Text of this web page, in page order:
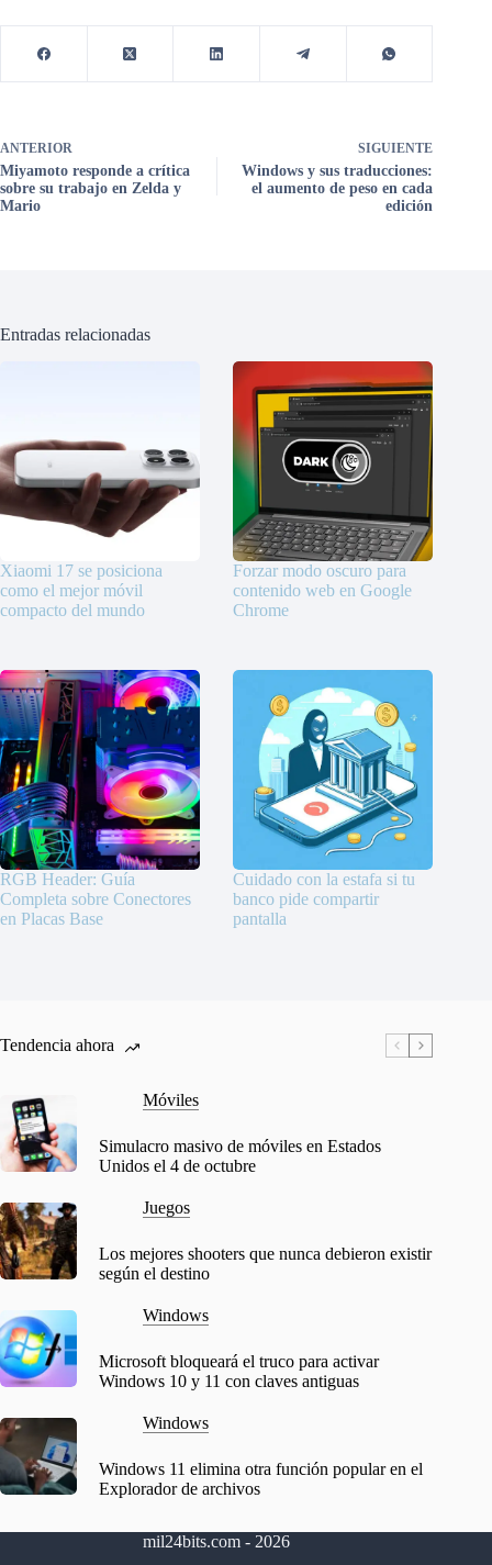
ANTERIOR
Miyamoto responde a crítica
sobre su trabajo en Zelda y
Mario
SIGUIENTE
Windows y sus traducciones:
el aumento de peso en cada
edición
Entradas relacionadas
Xiaomi 17 se posiciona
como el mejor móvil
compacto del mundo
Forzar modo oscuro para
contenido web en Google
Chrome
RGB Header: Guía
Completa sobre Conectores
en Placas Base
Cuidado con la estafa si tu
banco pide compartir
pantalla
Tendencia ahora
Móviles
Simulacro masivo de móviles en Estados
Unidos el 4 de octubre
Juegos
Los mejores shooters que nunca debieron existir
según el destino
Windows
Microsoft bloqueará el truco para activar
Windows 10 y 11 con claves antiguas
Windows
Windows 11 elimina otra función popular en el
Explorador de archivos
mil24bits.com - 2026